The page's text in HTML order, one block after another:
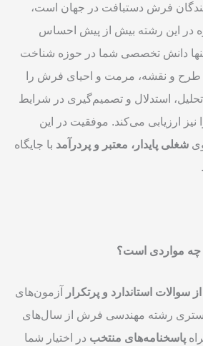
فرش دستبافت در جهان است،
در این رشته بیش از پیش احساس
دانش تخصصی شما در حوزه شناخت
طرح و نقشه، مرمت و احیای فرش را
تحلیل، استدلال و تصمیم‌گیری در شرایط
ارزیابی می‌کند. موفقیت در این
شغلی پایدار، معتبر و پردرآمد با جایگاه
چه مواردی است؟
سوالات استاندارد و پرتکرار آزمون‌های
رشته مهندسی فرش از سال‌های
پاسخنامه‌های منتخب در اختیار شما